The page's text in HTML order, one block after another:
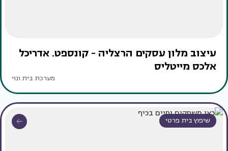
עיצוב מלון עסקים הרצליה - קונספט. אדריכל
אלכס מייטליס
מערכת בית ונוי
שיפוץ בית פרטי